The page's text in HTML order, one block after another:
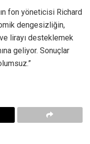
fon yöneticisi Richard
dengesizliğin,
ve lirayı desteklemek
geliyor. Sonuçlar